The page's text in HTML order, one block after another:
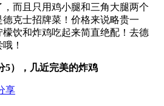
而且只用鸡小腿和三角大腿两个
克士招牌菜！价格来说略贵一
饮和炸鸡吃起来简直绝配！去德
！
5），几近完美的炸鸡
享